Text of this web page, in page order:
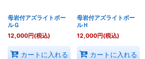
母岩付アズライトボー
ルＧ
12,000円(税込)
カートに入れる
母岩付アズライトボー
ルＨ
12,000円(税込)
カートに入れる